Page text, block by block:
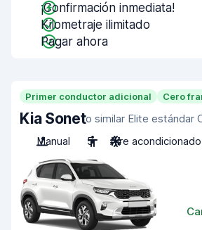
¡Confirmación inmediata!
Kilometraje ilimitado
Pagar ahora
Primer conductor adicional Cero
Kia Soneto similar Elite estándar
Manual
5 Aire acondicionado